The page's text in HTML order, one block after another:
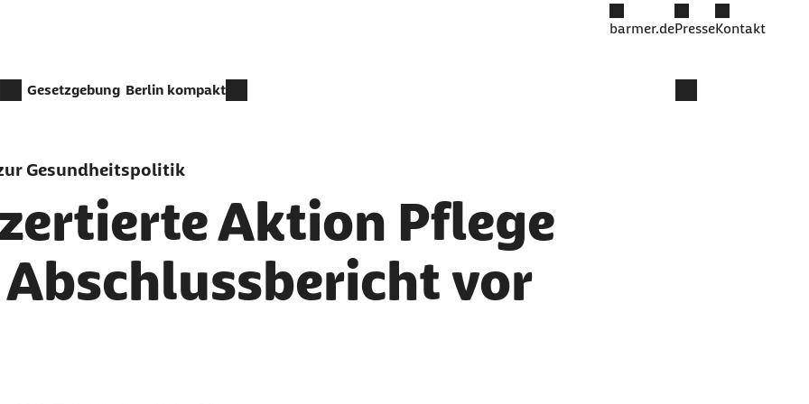
barmer.dePresseKontakt
Gesetzgebung Berlin kompakt
Gesundheitspolitik
Aktion Pflege
vor
als